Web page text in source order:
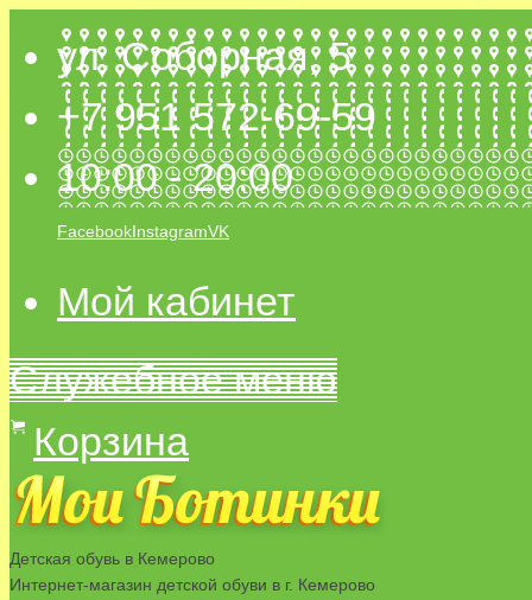
ул. Соборная, 5
+7 951 572-69-59
10:00 - 20:00
FacebookInstagramVK
Мой кабинет
Служебное меню
Корзина
Детская обувь в Кемерово
Интернет-магазин детской обуви в г. Кемерово